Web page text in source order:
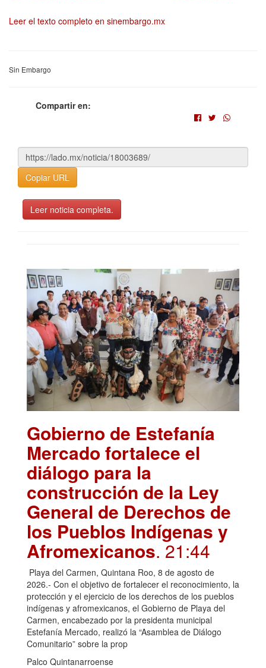
Leer el texto completo en sinembargo.mx
Sin Embargo
Compartir en:
Copiar URL
Leer noticia completa.
Gobierno de Estefanía
Mercado fortalece el
diálogo para la
construcción de la Ley
General de Derechos de
los Pueblos Indígenas y
Afromexicanos. 21:44
Playa del Carmen, Quintana Roo, 8 de agosto de
2026.- Con el objetivo de fortalecer el reconocimiento, la
protección y el ejercicio de los derechos de los pueblos
indígenas y afromexicanos, el Gobierno de Playa del
Carmen, encabezado por la presidenta municipal
Estefanía Mercado, realizó la “Asamblea de Diálogo
Comunitario” sobre la prop
Palco Quintanarroense